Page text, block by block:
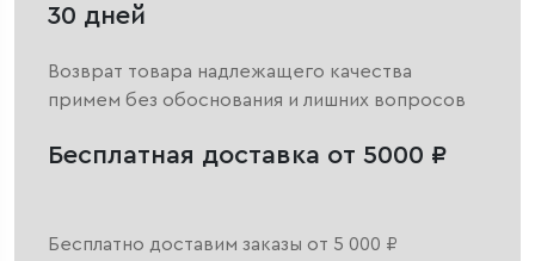
30 дней
Возврат товара надлежащего качества
примем без обоснования и лишних вопросов
Бесплатная доставка от 5000 ₽
Бесплатно доставим заказы от 5 000 ₽